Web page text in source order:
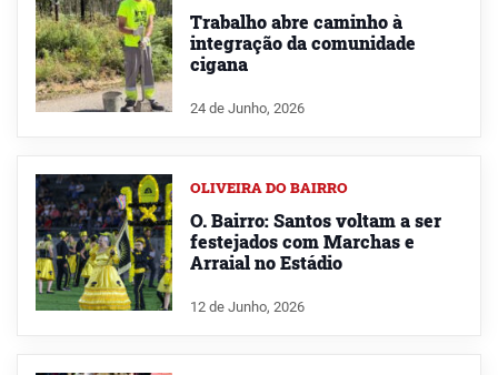
Trabalho abre caminho à
integração da comunidade
cigana
24 de Junho, 2026
OLIVEIRA DO BAIRRO
O. Bairro: Santos voltam a ser
festejados com Marchas e
Arraial no Estádio
12 de Junho, 2026